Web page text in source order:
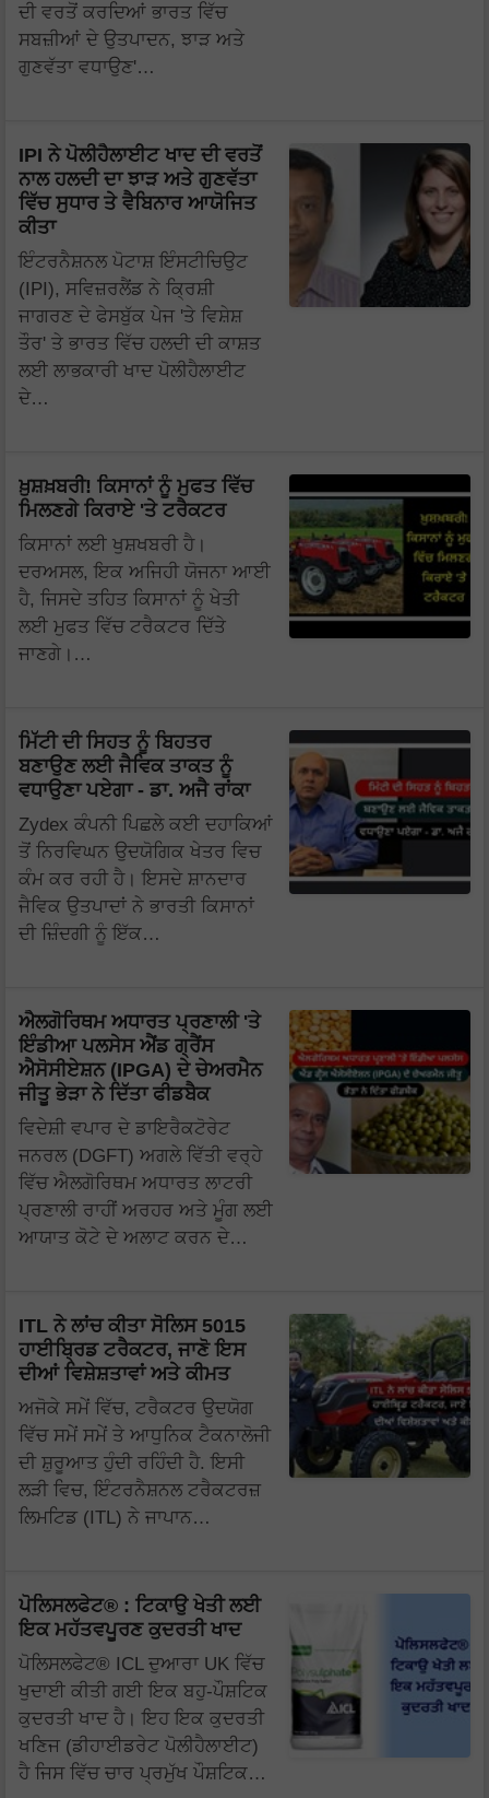
ਦੀ ਵਰਤੋਂ ਕਰਦਿਆਂ ਭਾਰਤ ਵਿੱਚ
ਸਬਜ਼ੀਆਂ ਦੇ ਉਤਪਾਦਨ, ਝਾੜ ਅਤੇ
ਗੁਣਵੱਤਾ ਵਧਾਉਣ'…
IPI ਨੇ ਪੋਲੀਹੈਲਾਈਟ ਖਾਦ ਦੀ ਵਰਤੋਂ
ਨਾਲ ਹਲਦੀ ਦਾ ਝਾੜ ਅਤੇ ਗੁਣਵੱਤਾ
ਵਿੱਚ ਸੁਧਾਰ ਤੇ ਵੈਬਿਨਾਰ ਆਯੋਜਿਤ
ਕੀਤਾ
ਇੰਟਰਨੈਸ਼ਨਲ ਪੋਟਾਸ਼ ਇੰਸਟੀਚਿਉਟ
(IPI), ਸਵਿਜ਼ਰਲੈਂਡ ਨੇ ਕ੍ਰਿਸ਼ੀ
ਜਾਗਰਣ ਦੇ ਫੇਸਬੁੱਕ ਪੇਜ 'ਤੇ ਵਿਸ਼ੇਸ਼
ਤੌਰ' ਤੇ ਭਾਰਤ ਵਿੱਚ ਹਲਦੀ ਦੀ ਕਾਸ਼ਤ
ਲਈ ਲਾਭਕਾਰੀ ਖਾਦ ਪੋਲੀਹੈਲਾਈਟ
ਦੇ…
ਖ਼ੁਸ਼ਖ਼ਬਰੀ! ਕਿਸਾਨਾਂ ਨੂੰ ਮੁਫਤ ਵਿੱਚ
ਮਿਲਣਗੇ ਕਿਰਾਏ 'ਤੇ ਟਰੈਕਟਰ
ਕਿਸਾਨਾਂ ਲਈ ਖੁਸ਼ਖਬਰੀ ਹੈ।
ਦਰਅਸਲ, ਇਕ ਅਜਿਹੀ ਯੋਜਨਾ ਆਈ
ਹੈ, ਜਿਸਦੇ ਤਹਿਤ ਕਿਸਾਨਾਂ ਨੂੰ ਖੇਤੀ
ਲਈ ਮੁਫਤ ਵਿੱਚ ਟਰੈਕਟਰ ਦਿੱਤੇ
ਜਾਣਗੇ।…
ਮਿੱਟੀ ਦੀ ਸਿਹਤ ਨੂੰ ਬਿਹਤਰ
ਬਣਾਉਣ ਲਈ ਜੈਵਿਕ ਤਾਕਤ ਨੂੰ
ਵਧਾਉਣਾ ਪਏਗਾ - ਡਾ. ਅਜੈ ਰਾਂਕਾ
Zydex ਕੰਪਨੀ ਪਿਛਲੇ ਕਈ ਦਹਾਕਿਆਂ
ਤੋਂ ਨਿਰਵਿਘਨ ਉਦਯੋਗਿਕ ਖੇਤਰ ਵਿਚ
ਕੰਮ ਕਰ ਰਹੀ ਹੈ। ਇਸਦੇ ਸ਼ਾਨਦਾਰ
ਜੈਵਿਕ ਉਤਪਾਦਾਂ ਨੇ ਭਾਰਤੀ ਕਿਸਾਨਾਂ
ਦੀ ਜ਼ਿੰਦਗੀ ਨੂੰ ਇੱਕ…
ਐਲਗੋਰਿਥਮ ਅਧਾਰਤ ਪ੍ਰਣਾਲੀ 'ਤੇ
ਇੰਡੀਆ ਪਲਸੇਸ ਐਂਡ ਗ੍ਰੈਂਸ
ਐਸੋਸੀਏਸ਼ਨ (IPGA) ਦੇ ਚੇਅਰਮੈਨ
ਜੀਤੂ ਭੇੜਾ ਨੇ ਦਿੱਤਾ ਫੀਡਬੈਕ
ਵਿਦੇਸ਼ੀ ਵਪਾਰ ਦੇ ਡਾਇਰੈਕਟੋਰੇਟ
ਜਨਰਲ (DGFT) ਅਗਲੇ ਵਿੱਤੀ ਵਰ੍ਹੇ
ਵਿੱਚ ਐਲਗੋਰਿਥਮ ਅਧਾਰਤ ਲਾਟਰੀ
ਪ੍ਰਣਾਲੀ ਰਾਹੀਂ ਅਰਹਰ ਅਤੇ ਮੂੰਗ ਲਈ
ਆਯਾਤ ਕੋਟੇ ਦੇ ਅਲਾਟ ਕਰਨ ਦੇ…
ITL ਨੇ ਲਾਂਚ ਕੀਤਾ ਸੋਲਿਸ 5015
ਹਾਈਬ੍ਰਿਡ ਟਰੈਕਟਰ, ਜਾਣੋ ਇਸ
ਦੀਆਂ ਵਿਸ਼ੇਸ਼ਤਾਵਾਂ ਅਤੇ ਕੀਮਤ
ਅਜੋਕੇ ਸਮੇਂ ਵਿੱਚ, ਟਰੈਕਟਰ ਉਦਯੋਗ
ਵਿੱਚ ਸਮੇਂ ਸਮੇਂ ਤੇ ਆਧੁਨਿਕ ਟੈਕਨਾਲੋਜੀ
ਦੀ ਸ਼ੁਰੂਆਤ ਹੁੰਦੀ ਰਹਿੰਦੀ ਹੈ. ਇਸੀ
ਲੜੀ ਵਿਚ, ਇੰਟਰਨੈਸ਼ਨਲ ਟਰੈਕਟਰਜ਼
ਲਿਮਟਿਡ (ITL) ਨੇ ਜਾਪਾਨ…
ਪੋਲਿਸਲਫੇਟ® : ਟਿਕਾਉ ਖੇਤੀ ਲਈ
ਇਕ ਮਹੱਤਵਪੂਰਣ ਕੁਦਰਤੀ ਖਾਦ
ਪੋਲਿਸਲਫੇਟ® ICL ਦੁਆਰਾ UK ਵਿੱਚ
ਖੁਦਾਈ ਕੀਤੀ ਗਈ ਇਕ ਬਹੁ-ਪੌਸ਼ਟਿਕ
ਕੁਦਰਤੀ ਖਾਦ ਹੈ। ਇਹ ਇਕ ਕੁਦਰਤੀ
ਖਣਿਜ (ਡੀਹਾਈਡਰੇਟ ਪੋਲੀਹੈਲਾਈਟ)
ਹੈ ਜਿਸ ਵਿੱਚ ਚਾਰ ਪ੍ਰਮੁੱਖ ਪੌਸ਼ਟਿਕ…